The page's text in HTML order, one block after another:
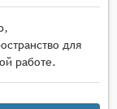
для
работе.